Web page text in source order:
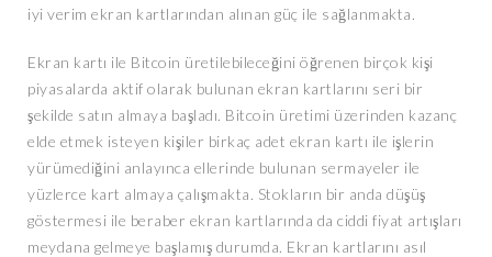
iyi verim ekran kartlarından alınan güç ile sağlanmakta.
Ekran kartı ile Bitcoin üretilebileceğini öğrenen birçok kişi
piyasalarda aktif olarak bulunan ekran kartlarını seri bir
şekilde satın almaya başladı. Bitcoin üretimi üzerinden kazanç
elde etmek isteyen kişiler birkaç adet ekran kartı ile işlerin
yürümediğini anlayınca ellerinde bulunan sermayeler ile
yüzlerce kart almaya çalışmakta. Stokların bir anda düşüş
göstermesi ile beraber ekran kartlarında da ciddi fiyat artışları
meydana gelmeye başlamış durumda. Ekran kartlarını asıl